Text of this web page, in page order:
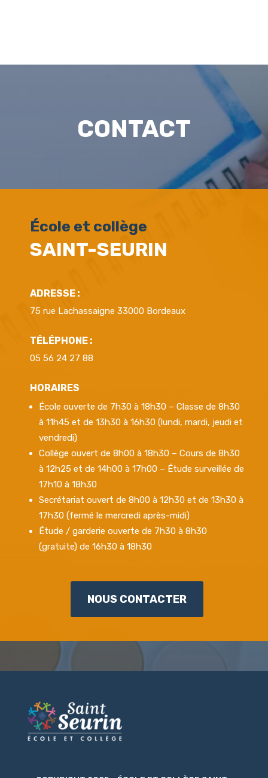
CONTACT
École et collège
SAINT-SEURIN
ADRESSE :
75 rue Lachassaigne 33000 Bordeaux
TÉLÉPHONE :
05 56 24 27 88
HORAIRES
École ouverte de 7h30 à 18h30 – Classe de 8h30
à 11h45 et de 13h30 à 16h30 (lundi, mardi, jeudi et
vendredi)
Collège ouvert de 8h00 à 18h30 – Cours de 8h30
à 12h25 et de 14h00 à 17h00 – Étude surveillée de
17h10 à 18h30
Secrétariat ouvert de 8h00 à 12h30 et de 13h30 à
17h30 (fermé le mercredi après-midi)
Étude / garderie ouverte de 7h30 à 8h30
(gratuite) de 16h30 à 18h30
NOUS CONTACTER